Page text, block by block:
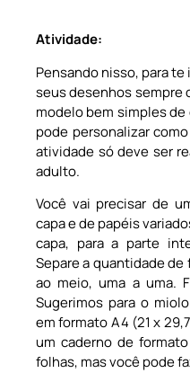
Atividade:
Pensando nisso, para
seus desenhos sempre
modelo bem simples
pode personalizar
atividade só deve ser
adulto.
Você vai precisar de
capa e de papéis
capa, para a parte
Separe a quantidade
ao meio, uma a uma.
Sugerimos para o
em formato A4 (21 x
um caderno de
folhas, mas você pode